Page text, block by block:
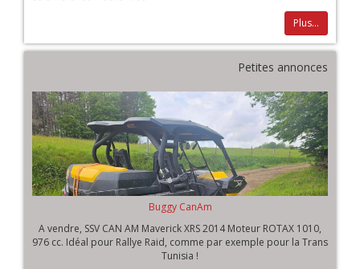
Plus...
Petites annonces
Buggy CanAm
A vendre, SSV CAN AM Maverick XRS 2014 Moteur ROTAX 1010,
976 cc. Idéal pour Rallye Raid, comme par exemple pour la Trans
Tunisia !